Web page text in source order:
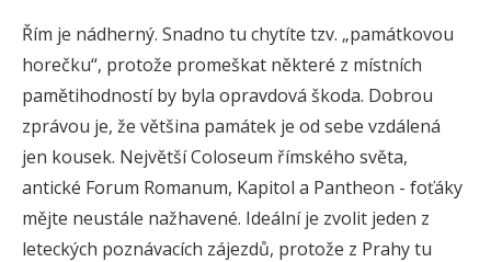
Řím je nádherný. Snadno tu chytíte tzv. „památkovou
horečku“, protože promeškat některé z místních
pamětihodností by byla opravdová škoda. Dobrou
zprávou je, že většina památek je od sebe vzdálená
jen kousek. Největší Coloseum římského světa,
antické Forum Romanum, Kapitol a Pantheon - foťáky
mějte neustále nažhavené. Ideální je zvolit jeden z
leteckých poznávacích zájezdů, protože z Prahy tu